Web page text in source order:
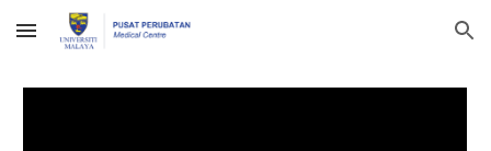
Skip to main content Skip to navigation